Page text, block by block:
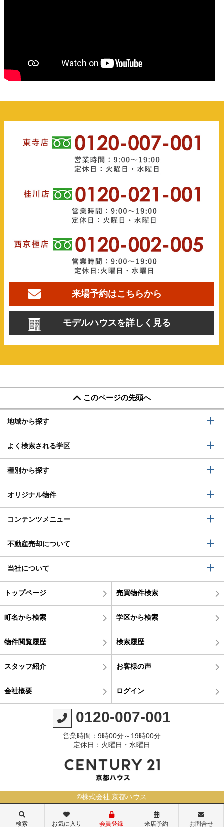
来場予約はこちらから
モデルハウスを詳しく見る
このページの先頭へ
地域から探す
よく検索される学区
種別から探す
オリジナル物件
コンテンツメニュー
不動産売却について
当社について
トップページ 売買物件検索
町名から検索 学区から検索
物件閲覧履歴 検索履歴
スタッフ紹介 お客様の声
会社概要 ログイン
0120-007-001
営業時間：9時00分～19時00分
定休日：火曜日・水曜日
©株式会社 京都ハウス
検索 お気に入り 会員登録 来店予約 お問合せ